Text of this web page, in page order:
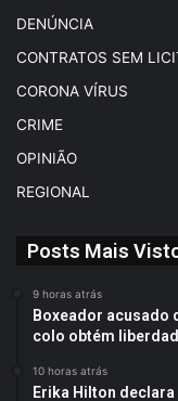
DENÚNCIA
CONTRATOS SEM
CORONA VÍRUS
CRIME
OPINIÃO
REGIONAL
Posts Mais
9 horas atrás
Boxeador acusado
colo obtém
10 horas atrás
Erika Hilton declara